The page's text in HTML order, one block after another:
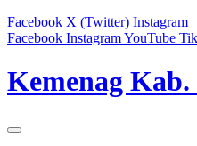
Facebook X (Twitter) Instagram
Facebook InstagramYouTube
Kemenag Kab.